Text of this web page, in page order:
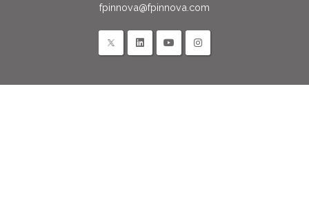
fpinnova@fpinnova.com